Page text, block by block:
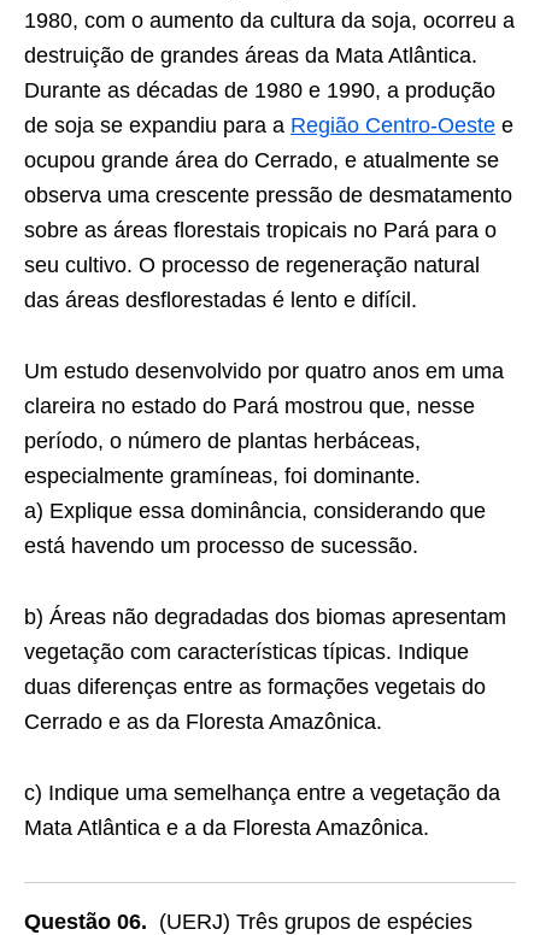
1980, com o aumento da cultura da soja, ocorreu a
destruição de grandes áreas da Mata Atlântica.
Durante as décadas de 1980 e 1990, a produção
de soja se expandiu para a Região Centro-Oeste e
ocupou grande área do Cerrado, e atualmente se
observa uma crescente pressão de desmatamento
sobre as áreas florestais tropicais no Pará para o
seu cultivo. O processo de regeneração natural
das áreas desflorestadas é lento e difícil.
Um estudo desenvolvido por quatro anos em uma
clareira no estado do Pará mostrou que, nesse
período, o número de plantas herbáceas,
especialmente gramíneas, foi dominante.
a) Explique essa dominância, considerando que
está havendo um processo de sucessão.
b) Áreas não degradadas dos biomas apresentam
vegetação com características típicas. Indique
duas diferenças entre as formações vegetais do
Cerrado e as da Floresta Amazônica.
c) Indique uma semelhança entre a vegetação da
Mata Atlântica e a da Floresta Amazônica.
Questão 06. (UERJ) Três grupos de espécies